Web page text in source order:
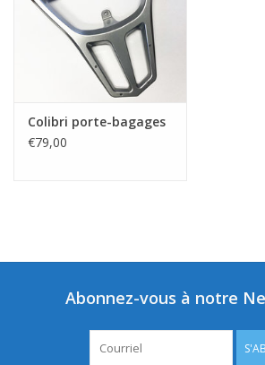
Colibri porte-bagages
€79,00
Abonnez-vous à notre